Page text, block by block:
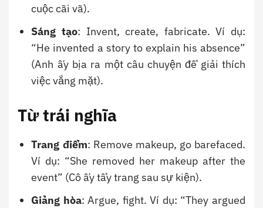
cuộc cãi vã).
Sáng tạo: Invent, create, fabricate. Ví dụ:
“He invented a story to explain his absence”
(Anh ấy bịa ra một câu chuyện để giải thích
việc vắng mặt).
Từ trái nghĩa
Trang điểm: Remove makeup, go barefaced.
Ví dụ: “She removed her makeup after the
event” (Cô ấy tẩy trang sau sự kiện).
Giảng hòa: Argue, fight. Ví dụ: “They argued